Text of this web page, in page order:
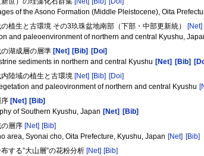
of the Asono Formation (Middle Pleistocene), Oita
植生と古環境 その3玖珠盆地南部（下部・中部更新統）[Net]
and paleoenvironment of northern and central Kyushu,
の湖成層の層準[Net] [Bib] [Doi]
sediments in northern and central Kyushu [Net] [Bib]
陸域の植生と古環境 [Net] [Bib] [Doi]
and paleovironment of northern and central Kyushu
[Net] [Bib]
of Southern Kyushu, Japan [Net]
[Bib]
層序 [Net] [Bib]
area, Syonai cho, Oita Prefecture, Kyushu, Japan [Net] [Bib]
する”大山層”の花粉分析 [Net] [Bib]